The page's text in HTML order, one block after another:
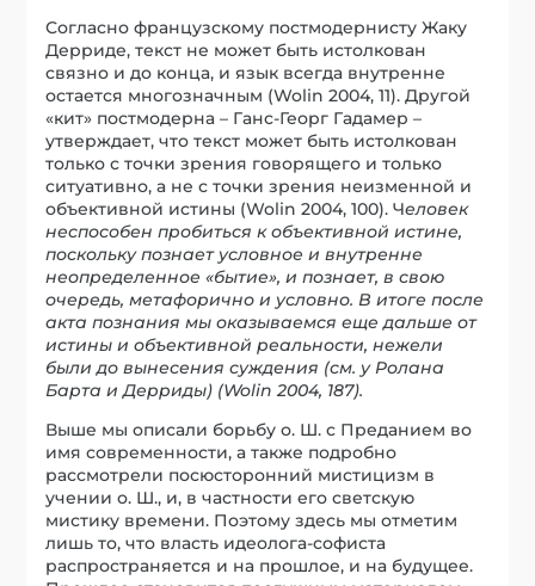
Согласно французскому постмодернисту Жаку
Дерриде, текст не может быть истолкован
связно и до конца, и язык всегда внутренне
остается многозначным (Wolin 2004, 11). Другой
«кит» постмодерна – Ганс-Георг Гадамер –
утверждает, что текст может быть истолкован
только с точки зрения говорящего и только
ситуативно, а не с точки зрения неизменной и
объективной истины (Wolin 2004, 100). Человек
неспособен пробиться к объективной истине,
поскольку познает условное и внутренне
неопределенное «бытие», и познает, в свою
очередь, метафорично и условно. В итоге после
акта познания мы оказываемся еще дальше от
истины и объективной реальности, нежели
были до вынесения суждения (см. у Ролана
Барта и Дерриды) (Wolin 2004, 187).
Выше мы описали борьбу о. Ш. с Преданием во
имя современности, а также подробно
рассмотрели посюсторонний мистицизм в
учении о. Ш., и, в частности его светскую
мистику времени. Поэтому здесь мы отметим
лишь то, что власть идеолога-софиста
распространяется и на прошлое, и на будущее.